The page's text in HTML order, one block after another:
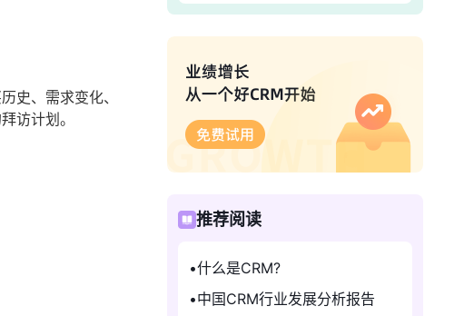
史、需求变化、
访计划。
推荐阅读
什么是CRM?
中国CRM行业发展分析报告